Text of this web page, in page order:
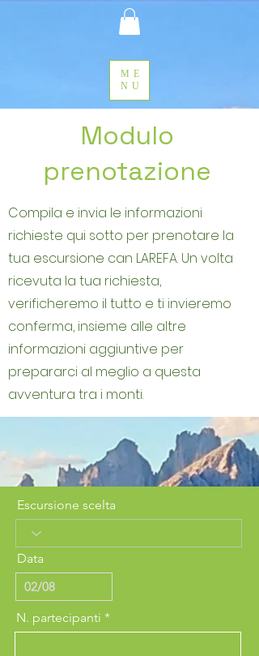
ME
NU
Modulo
prenotazione
Compila e invia le informazioni
richieste qui sotto per prenotare la
tua escursione can LAREFA. Un volta
ricevuta la tua richiesta,
verificheremo il tutto e ti invieremo
conferma, insieme alle altre
informazioni aggiuntive per
prepararci al meglio a questa
avventura tra i monti.
Escursione scelta
Data
N. partecipanti